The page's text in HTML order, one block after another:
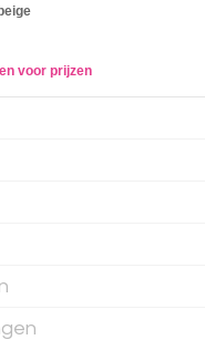
voor prijzen